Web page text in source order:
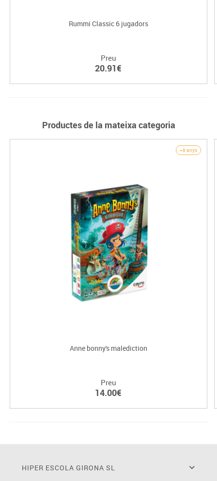
Rummi Classic 6 jugadors
Preu
20.91€
Productes de la mateixa categoria
+8 anys
Anne bonny's malediction
Preu
14.00€
HIPER ESCOLA GIRONA SL